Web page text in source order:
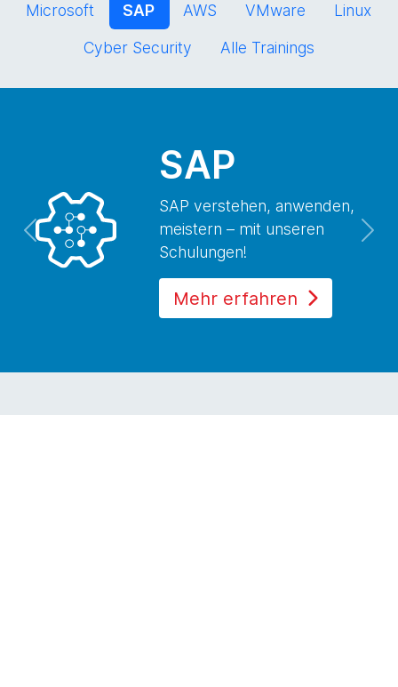
Microsoft SAP AWS VMware
Linux
Cyber Security
Alle Trainings
SAP
SAP verstehen, anwenden,
meistern – mit unseren
Schulungen!
Mehr erfahren
Previous